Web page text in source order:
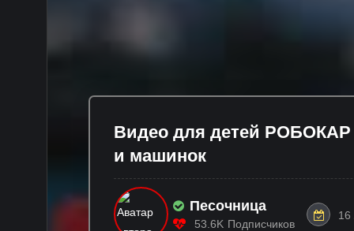
Видео для детей РОБОКАР
и машинок
Песочница
53.6K Подписчиков
16